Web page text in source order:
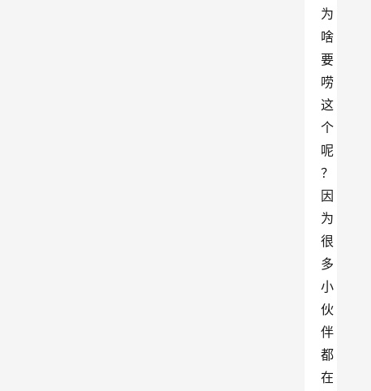
为
啥
要
唠
这
个
呢
？
因
为
很
多
小
伙
伴
都
在